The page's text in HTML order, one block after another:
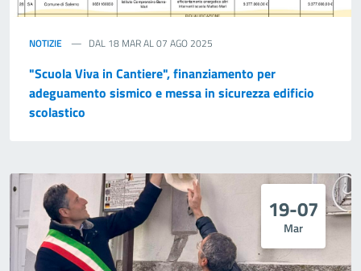
NOTIZIE DAL 18 MAR AL 07 AGO 2025
"Scuola Viva in Cantiere", finanziamento per
adeguamento sismico e messa in sicurezza edificio
scolastico
19-07
Mar